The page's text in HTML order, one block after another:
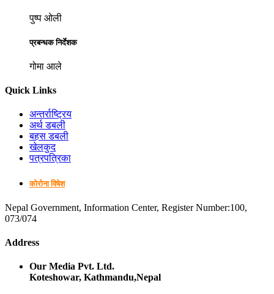
पुष्प ओली
प्रबन्धक निर्देशक
गोमा आले
Quick Links
अन्तर्राष्ट्रिय
अर्थ डबली
बहस डबली
खेलकुद
पत्रपत्रिका
कोरोना विषेश
Nepal Government, Information Center, Register Number:100,
073/074
Address
Our Media Pvt. Ltd.
Koteshowar, Kathmandu,Nepal